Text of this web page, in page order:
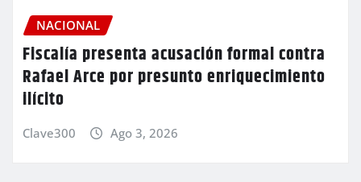
NACIONAL
Fiscalía presenta acusación formal contra
Rafael Arce por presunto enriquecimiento
ilícito
Clave300 Ago 3, 2026